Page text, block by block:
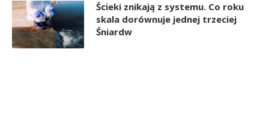
Ścieki znikają z systemu. Co roku
skala dorównuje jednej trzeciej
Śniardw